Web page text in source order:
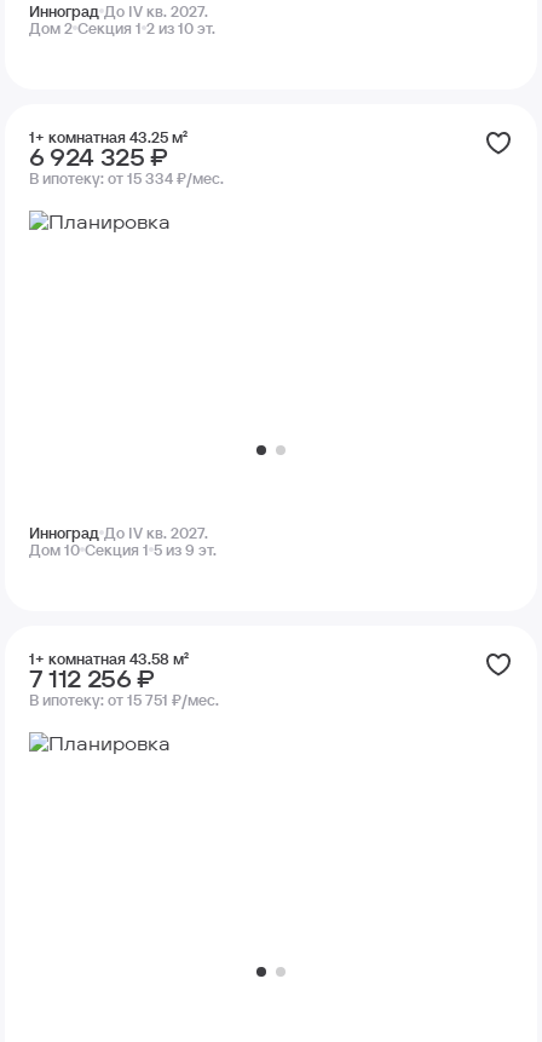
Инноград До IV кв. 2027.
Дом 2 Секция 1 2 из 10 эт.
1+ комнатная 43.25 м²
6 924 325 ₽
В ипотеку:от 15 334 ₽/мес.
Инноград До IV кв. 2027.
Дом 10 Секция 1 5 из 9 эт.
1+ комнатная 43.58 м²
7 112 256 ₽
В ипотеку:от 15 751 ₽/мес.